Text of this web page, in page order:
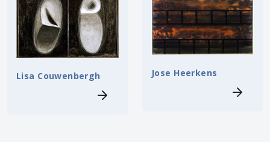
Lisa Couwenbergh Jose Heerkens